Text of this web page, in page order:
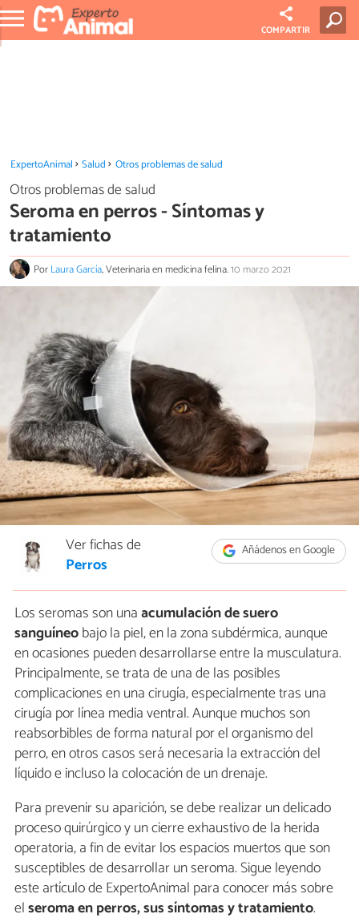
COMPARTIR
ExpertoAnimal Salud Otros problemas de salud
Otros problemas de salud
Seroma en perros - Síntomas y
tratamiento
PorLaura García, Veterinaria en medicina felina.10 marzo 2021
Añádenos en Google
Ver fichas de
Perros
Los seromas son unaacumulación de suero
sanguíneobajo la piel, en la zona subdérmica, aunque
en ocasiones pueden desarrollarse entre la musculatura.
Principalmente, se trata de una de las posibles
complicaciones en una cirugía, especialmente tras una
cirugía por línea media ventral. Aunque muchos son
reabsorbibles de forma natural por el organismo del
perro, en otros casos será necesaria la extracción del
líquido e incluso la colocación de un drenaje.
Para prevenir su aparición, se debe realizar un delicado
proceso quirúrgico y un cierre exhaustivo de la herida
operatoria, a fin de evitar los espacios muertos que son
susceptibles de desarrollar un seroma. Sigue leyendo
este artículo de ExpertoAnimal para conocer más sobre
elseroma en perros, sus síntomas y tratamiento.